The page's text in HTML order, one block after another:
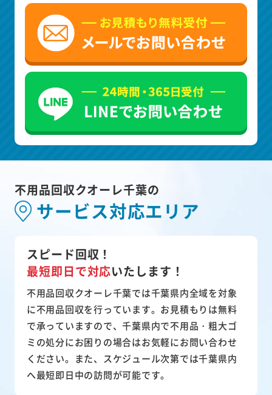
不用品回収クオーレ千葉の
サービス対応エリア
スピード回収！
最短即日で対応いたします！
不用品回収クオーレ千葉では千葉県内全域を対象
に不用品回収を行っています。お見積もりは無料
で承っていますので、千葉県内で不用品・粗大ゴ
ミの処分にお困りの場合はお気軽にお問い合わせ
ください。また、スケジュール次第では千葉県内
へ最短即日中の訪問が可能です。